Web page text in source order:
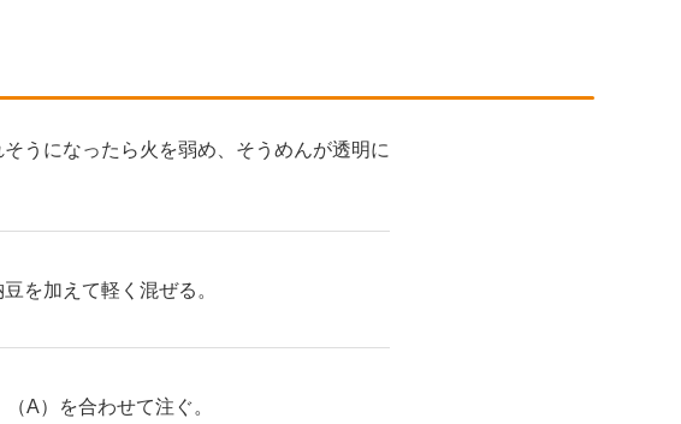
うになったら火を弱め、そうめんが透明に
を加えて軽く混ぜる。
A）を合わせて注ぐ。